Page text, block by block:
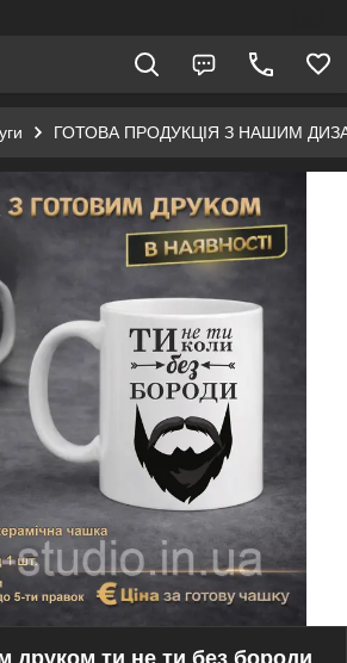
ГОТОВА ПРОДУКЦІЯ З НАШИМ
друком ти не ти без бороди